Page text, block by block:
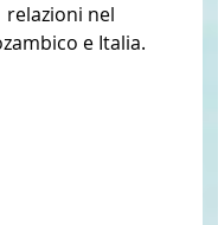
relazioni nel
e Italia.